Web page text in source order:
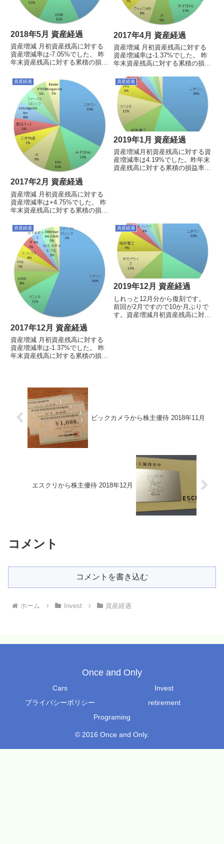
2018年5月 資産経過
資産増減 月初資産残高に対する
資産増減率は-7.05%でした。 昨
年末資産残高に対する累積の損益
買い：昭和電工（@4136）、ク
ニミネ（@1055）、
LCHD（@1565）売り：日水薬
（@1420）、セブ...
2017年4月 資産経過
資産増減 月初資産残高に対する
資産増減率は-1.37%でした。 昨
年末資産残高に対する累積の損益
買い：ウェッジHD(@797, 607)売
り：なしその他：なしポートフォ
リオおよび上位10銘柄※投資信
託は円建...
資産経過
2017年2月 資産経過
資産増減 月初資産残高に対する
資産増減率は+4.75%でした。 昨
年末資産残高に対する累積の損益
買い：JT(@3677), オリックス
(@1734), ニチリン(@1751), 日産
(@1116)売り：キヤ...
資産経過
2019年1月 資産経過
資産増減月初資産残高に対する資
産増減率は4.19%でした。昨年末
資産残高に対する累積の損益率は
資産経過
2017年12月 資産経過
資産増減 月初資産残高に対する
資産増減率は-1.37%でした。 昨
年末資産残高に対する累積の損益
銘柄※投資信託は円建てですが、
海外資産のみの運用...
資産経過
2019年12月 資産経過
しれっと12月分から復刻です。
前回が2月ですので10か月ぶりで
す。資産増減月初資産残高に対す
ビックカメラから株主優待 2018年11月
エスクリから株主優待 2018年12月
コメント
コメントを書き込む
ホーム Invest 資産経過
Once and Only
Cars
Invest
プライバシーポリシー
retirement
Programing
© 2016 Once and Only.